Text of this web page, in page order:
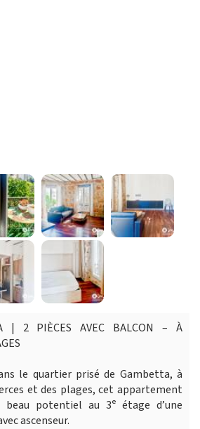
| 2 PIÈCES AVEC BALCON – À
le quartier prisé de Gambetta, à
et des plages, cet appartement
potentiel au 3ᵉ étage d’une
ascenseur.